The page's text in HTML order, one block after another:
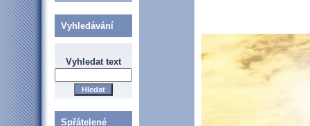
Vyhledávání
Vyhledat text
Spřátelené